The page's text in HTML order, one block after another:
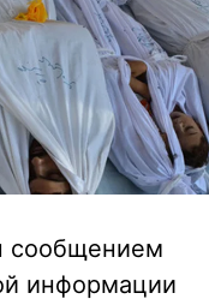
сообщением
информации